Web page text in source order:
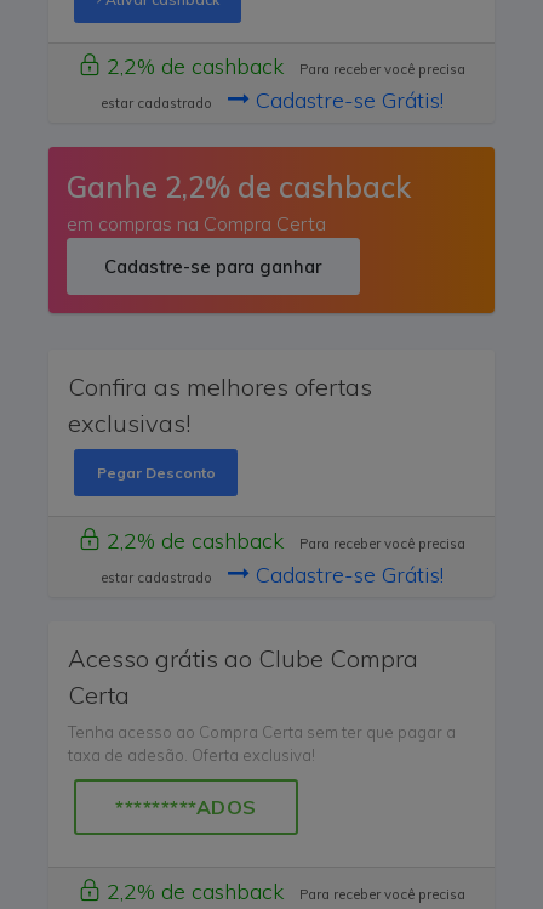
2,2% de cashback
Para receber você precisa
estar cadastrado
Cadastre-se Grátis!
Ganhe 2,2% de cashback
em compras na Compra Certa
Cadastre-se para ganhar
Confira as melhores ofertas
exclusivas!
Pegar Desconto
2,2% de cashback
Para receber você precisa
estar cadastrado
Cadastre-se Grátis!
Acesso grátis ao Clube Compra
Certa
Tenha acesso ao Compra Certa sem ter que pagar a
taxa de adesão. Oferta exclusiva!
*********ADOS
2,2% de cashback
Para receber você precisa